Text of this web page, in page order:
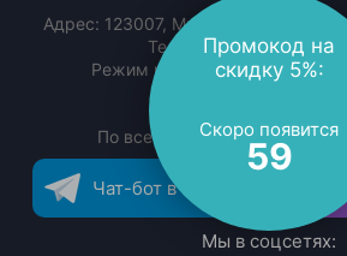
Адрес: 123007, Мытищи
ул.
Телефон:+7 (495) 773-
Режим работы: Ежедневно,
По всем претензиям:+7
Чат-бот в Телеграм
Мы в соцсетях:
Промокод на
скидку 5%:
Скоро появится
59